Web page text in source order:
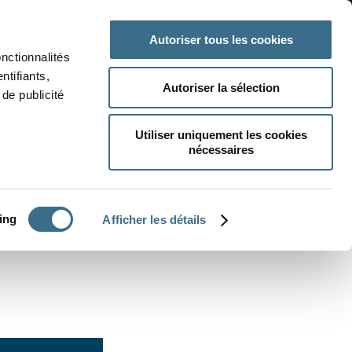
publicité
Afficher les détails
Autoriser tous les cookies
Autoriser la sélection
Utiliser uniquement les cookies
nécessaires